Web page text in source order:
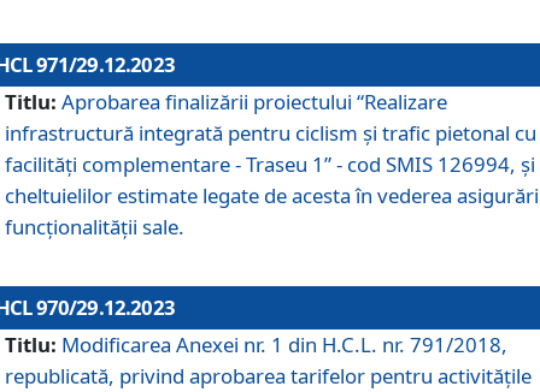
971/29.12.2023
Titlu: Aprobarea finalizării proiectului “Realizare
infrastructură integrată pentru ciclism şi trafic pietonal cu
facilităţi complementare - Traseu 1” - cod SMIS 126994, și
cheltuielilor estimate legate de acesta în vederea
funcționalității sale.
970/29.12.2023
Titlu: Modificarea Anexei nr. 1 din H.C.L. nr. 791/2018,
republicată, privind aprobarea tarifelor pentru activitățile